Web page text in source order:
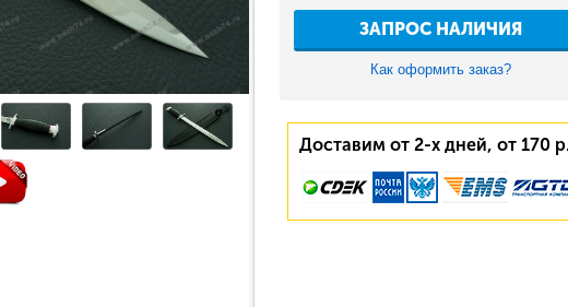
ЗАПРОС НАЛИЧИЯ
Как оформить заказ?
Доставим от 2-х дней, от 170 р.